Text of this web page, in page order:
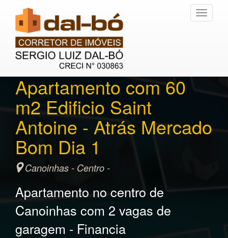
Toggle
Apartamento com 60
m2 Edificio Saint
Antoine - Atrás Mercado
Bom Dia 1
Canoinhas - Centro -
Apartamento no centro de
Canoinhas com 2 vagas de
garagem - Financia